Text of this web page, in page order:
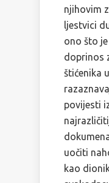
njihovim
ljestvici
ono što
doprinos
štićenika
povijesti
uočiti
kao